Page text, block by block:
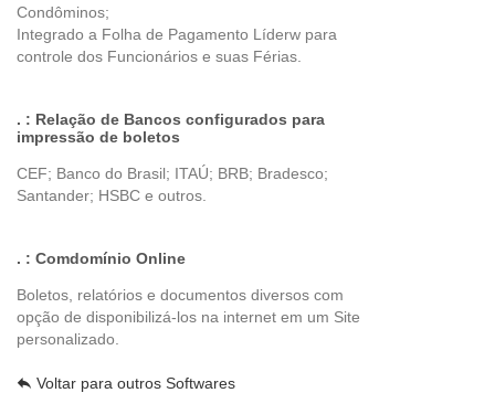
Condôminos;
Integrado a Folha de Pagamento Líderw para
controle dos Funcionários e suas Férias.
. : Relação de Bancos configurados para
impressão de boletos
CEF; Banco do Brasil; ITAÚ; BRB; Bradesco;
Santander; HSBC e outros.
. : Comdomínio Online
Boletos, relatórios e documentos diversos com
opção de disponibilizá-los na internet em um Site
personalizado.
Voltar para outros Softwares